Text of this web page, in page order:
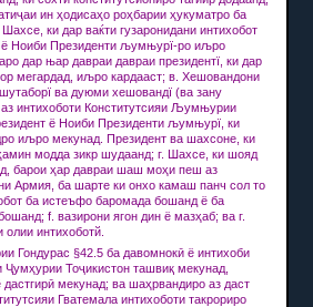
ин ҳодисаҳо роҳбарии ҳукуматро ба
Шахсе, ки дар ваќти гузаронидани интихобот
ё Ноиби Президенти љумњурї-ро иљро
дар њар давраи давраи президентї, ки дар
мегардад, иљро кардааст;в.Хешовандони
ва дуюми хешовандї (ва зану
интихоботи Конститутсияи Љумњурии
ё Ноиби Президенти љумњурї, ки
иљро мекунад. Президент ва шахсоне, ки
модда зикр шудаанд;г.Шахсе, ки шояд
барои ҳар давраи шаш моҳи пеш аз
Армия, ба шарте ки онхо камаш панч сол то
ба истеъфо баромада бошанд ё ба
f.вазирони ягон дин ё мазҳаб;ва г.
интихоботй.
Гондурас §42.5 ба давомнокӣ ё интихоби
Ҷумҳурии Тоҷикистон ташвиқ мекунад,
дастгирӣ мекунад;ва шаҳрвандиро аз даст
Гватемала интихоботи такрориро